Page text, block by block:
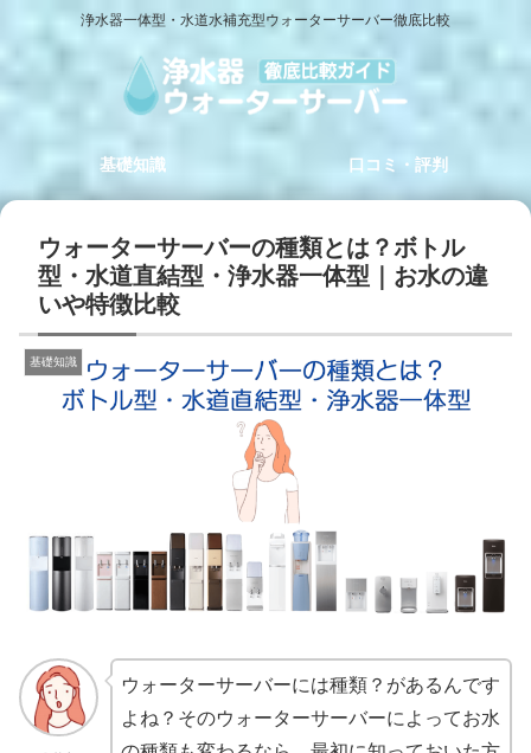
浄水器一体型・水道水補充型ウォーターサーバー徹底比較
基礎知識 口コミ・評判
ウォーターサーバーの種類とは？ボトル
型・水道直結型・浄水器一体型｜お水の違
いや特徴比較
基礎知識
ウォーターサーバーには種類？があるんです
よね？そのウォーターサーバーによってお水